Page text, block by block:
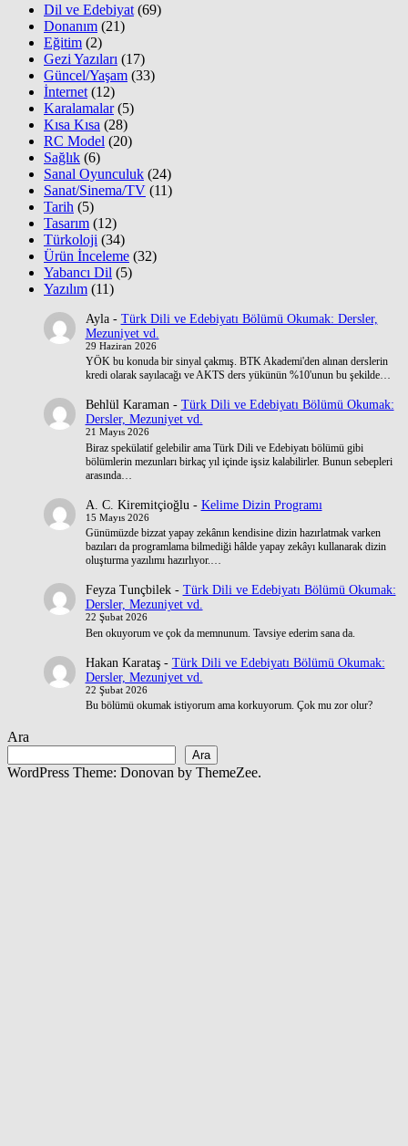
Dil ve Edebiyat (69)
Donanım (21)
Eğitim (2)
Gezi Yazıları (17)
Güncel/Yaşam (33)
İnternet (12)
Karalamalar(5)
Kısa Kısa (28)
RC Model (20)
Sağlık (6)
Sanal Oyunculuk (24)
Sanat/Sinema/TV (11)
Tarih (5)
Tasarım (12)
Türkoloji (34)
Ürün İnceleme (32)
Yabancı Dil (5)
Yazılım (11)
Ayla- Türk Dili ve Edebiyatı Bölümü Okumak: Dersler,
Mezuniyet vd.
29 Haziran 2026
YÖK bu konuda bir sinyal çakmış. BTK Akademi'den alınan derslerin
kredi olarak sayılacağı ve AKTS ders yükünün %10'unun bu şekilde…
Behlül Karaman- Türk Dili ve Edebiyatı Bölümü Okumak:
Dersler, Mezuniyet vd.
21 Mayıs 2026
Biraz spekülatif gelebilir ama Türk Dili ve Edebiyatı bölümü gibi
bölümlerin mezunları birkaç yıl içinde işsiz kalabilirler. Bunun sebepleri
arasında…
A. C. Kiremitçioğlu - Kelime Dizin Programı
15 Mayıs 2026
Günümüzde bizzat yapay zekânın kendisine dizin hazırlatmak varken
bazıları da programlama bilmediği hâlde yapay zekâyı kullanarak dizin
oluşturma yazılımı hazırlıyor.…
Feyza Tunçbilek- Türk Dili ve Edebiyatı Bölümü Okumak:
Dersler, Mezuniyet vd.
22 Şubat 2026
Ben okuyorum ve çok da memnunum. Tavsiye ederim sana da.
Hakan Karataş- Türk Dili ve Edebiyatı Bölümü Okumak:
Dersler, Mezuniyet vd.
22 Şubat 2026
Bu bölümü okumak istiyorum ama korkuyorum. Çok mu zor olur?
Ara
Ara
WordPress Theme: Donovan by ThemeZee.